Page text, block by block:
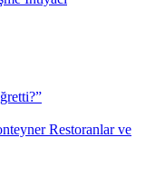
Restoranlar ve